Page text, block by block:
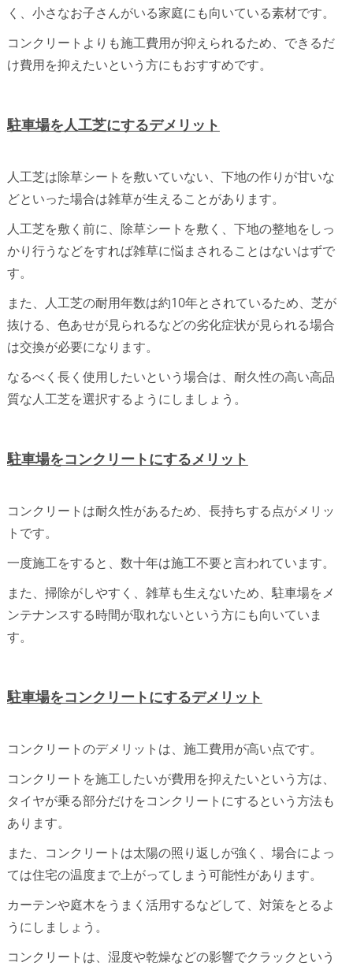
く、小さなお子さんがいる家庭にも向いている素材です。
コンクリートよりも施工費用が抑えられるため、できるだ
け費用を抑えたいという方にもおすすめです。
駐車場を人工芝にするデメリット
人工芝は除草シートを敷いていない、下地の作りが甘いな
どといった場合は雑草が生えることがあります。
人工芝を敷く前に、除草シートを敷く、下地の整地をしっ
かり行うなどをすれば雑草に悩まされることはないはずで
す。
また、人工芝の耐用年数は約10年とされているため、芝が
抜ける、色あせが見られるなどの劣化症状が見られる場合
は交換が必要になります。
なるべく長く使用したいという場合は、耐久性の高い高品
質な人工芝を選択するようにしましょう。
駐車場をコンクリートにするメリット
コンクリートは耐久性があるため、長持ちする点がメリッ
トです。
一度施工をすると、数十年は施工不要と言われています。
また、掃除がしやすく、雑草も生えないため、駐車場をメ
ンテナンスする時間が取れないという方にも向いていま
す。
駐車場をコンクリートにするデメリット
コンクリートのデメリットは、施工費用が高い点です。
コンクリートを施工したいが費用を抑えたいという方は、
タイヤが乗る部分だけをコンクリートにするという方法も
あります。
また、コンクリートは太陽の照り返しが強く、場合によっ
ては住宅の温度まで上がってしまう可能性があります。
カーテンや庭木をうまく活用するなどして、対策をとるよ
うにしましょう。
コンクリートは、湿度や乾燥などの影響でクラックという